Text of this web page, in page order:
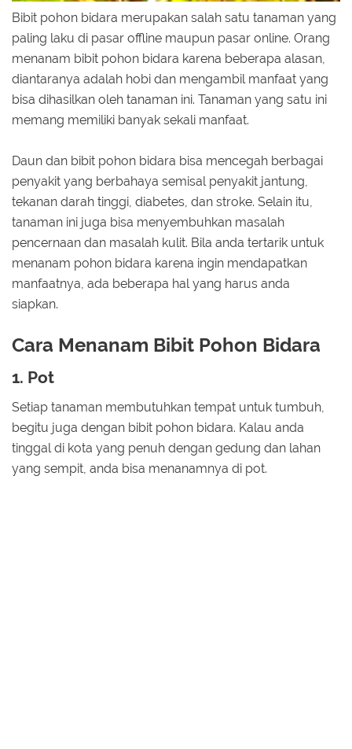
Bibit pohon bidara merupakan salah satu tanaman yang
paling laku di pasar offline maupun pasar online. Orang
menanam bibit pohon bidara karena beberapa alasan,
diantaranya adalah hobi dan mengambil manfaat yang
bisa dihasilkan oleh tanaman ini. Tanaman yang satu ini
memang memiliki banyak sekali manfaat.
Daun dan bibit pohon bidara bisa mencegah berbagai
penyakit yang berbahaya semisal penyakit jantung,
tekanan darah tinggi, diabetes, dan stroke. Selain itu,
tanaman ini juga bisa menyembuhkan masalah
pencernaan dan masalah kulit. Bila anda tertarik untuk
menanam pohon bidara karena ingin mendapatkan
manfaatnya, ada beberapa hal yang harus anda
siapkan.
Cara Menanam Bibit Pohon Bidara
1. Pot
Setiap tanaman membutuhkan tempat untuk tumbuh,
begitu juga dengan bibit pohon bidara. Kalau anda
tinggal di kota yang penuh dengan gedung dan lahan
yang sempit, anda bisa menanamnya di pot.